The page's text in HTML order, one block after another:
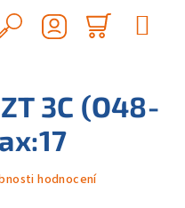
Hledat
košík
3C (O48-
hodnocení